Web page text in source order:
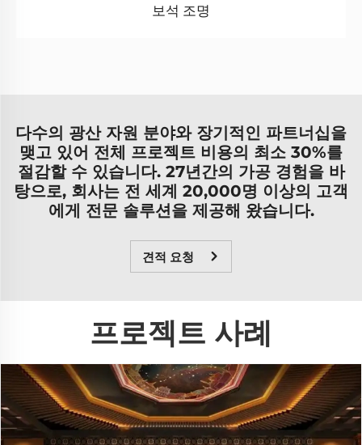
보석 조명
다수의 광산 자원 분야와 장기적인 파트너십을
맺고 있어 전체 프로젝트 비용의 최소 30%를
절감할 수 있습니다. 27년간의 가공 경험을 바
탕으로, 회사는 전 세계 20,000명 이상의 고객
에게 전문 솔루션을 제공해 왔습니다.
견적 요청
프로젝트 사례